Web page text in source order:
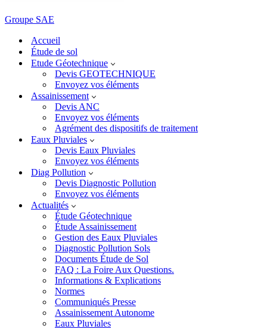
Groupe SAE
Accueil
Étude de sol
Etude Géotechnique
Devis GEOTECHNIQUE
Envoyez vos éléments
Assainissement
Devis ANC
Envoyez vos éléments
Agrément des dispositifs de traitement
Eaux Pluviales
Devis Eaux Pluviales
Envoyez vos éléments
Diag Pollution
Devis Diagnostic Pollution
Envoyez vos éléments
Actualités
Étude Géotechnique
Étude Assainissement
Gestion des Eaux Pluviales
Diagnostic Pollution Sols
Documents Étude de Sol
FAQ : La Foire Aux Questions.
Informations & Explications
Normes
Communiqués Presse
Assainissement Autonome
Eaux Pluviales